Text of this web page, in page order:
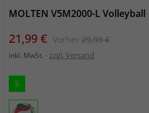
MOLTEN V5M2000-L Volleyball
Preis
21,99 € Vorher Verkaufspreis
29,99 €
inkl. MwSt. zzgl. Versand
5